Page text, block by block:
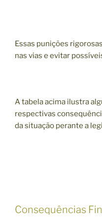
Essas punições
nas vias e evitar
A tabela acima ilustra
respectivas
da situação perante a
Consequências